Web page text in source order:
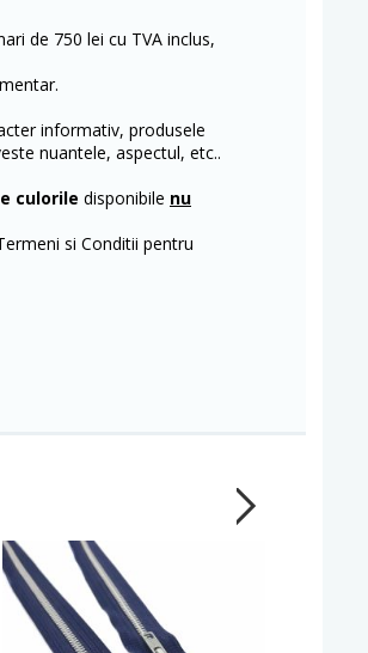
de 750 lei cu TVA inclus,
informativ, produsele
nuantele, aspectul, etc..
culorile disponibile nu
si Conditii pentru